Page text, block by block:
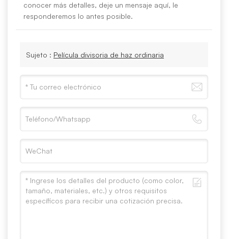
conocer más detalles, deje un mensaje aquí, le
responderemos lo antes posible.
Sujeto : Película divisoria de haz ordinaria